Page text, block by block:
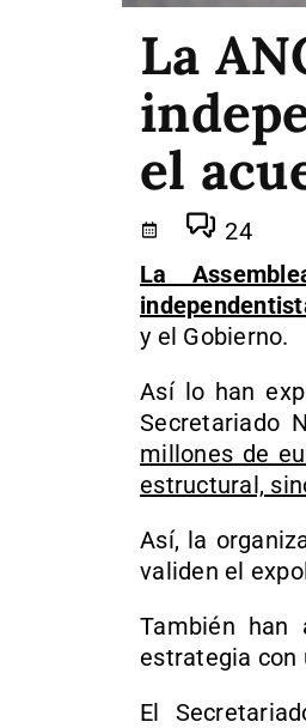
La
el
24
La
y el Gobierno.
Así lo han
Secretariado
millones de
estructural,
Así, la
validen el
También han
estrategia con
El